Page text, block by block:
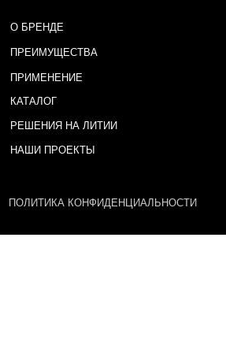
О БРЕНДЕ
ПРЕИМУЩЕСТВА
КАТАЛОГ
РЕШЕНИЯ НА ЛИТИИ
НАШИ ПРОЕКТЫ
ПОЛИТИКА КОНФИДЕНЦИАЛЬНОСТИ
ПРИМЕНЕНИЕ